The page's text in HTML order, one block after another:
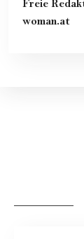
Freie
woman.at